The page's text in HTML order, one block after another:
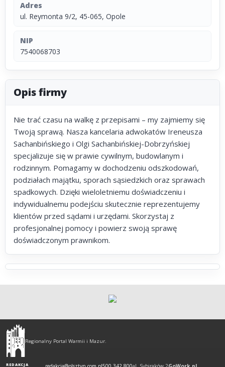
Adres
ul. Reymonta 9/2, 45-065, Opole
NIP
7540068703
Opis firmy
Nie trać czasu na walkę z przepisami – my zajmiemy się
Twoją sprawą. Nasza kancelaria adwokatów Ireneusza
Sachanbińskiego i Olgi Sachanbińskiej-Dobrzyńskiej
specjalizuje się w prawie cywilnym, budowlanym i
rodzinnym. Pomagamy w dochodzeniu odszkodowań,
podziałach majątku, sporach sąsiedzkich oraz sprawach
spadkowych. Dzięki wieloletniemu doświadczeniu i
indywidualnemu podejściu skutecznie reprezentujemy
klientów przed sądami i urzędami. Skorzystaj z
profesjonalnej pomocy i powierz swoją sprawę
doświadczonym prawnikom.
Olsztyn
-
regionalny
Regionalny Portal Warmii i Mazur.
REDAKCJA